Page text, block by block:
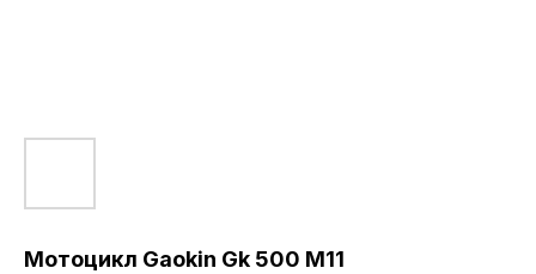
Мотоцикл Gaokin Gk 500 M11